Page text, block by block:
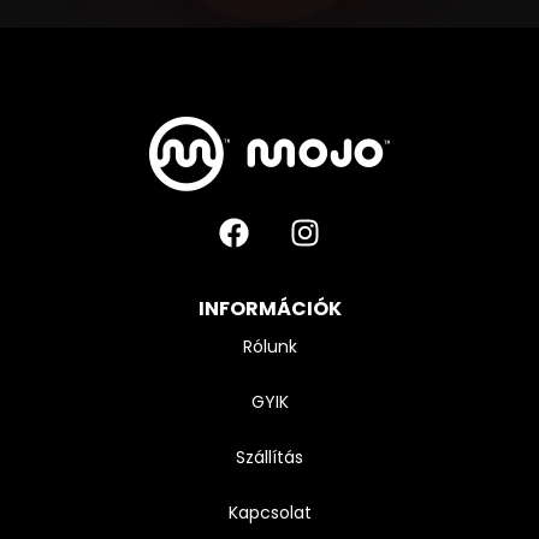
INFORMÁCIÓK
Rólunk
GYIK
Szállítás
Kapcsolat